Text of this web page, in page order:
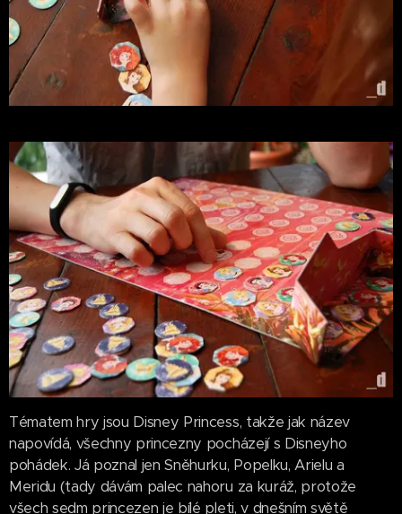
Tématem hry jsou Disney Princess, takže jak název
napovídá, všechny princezny pocházejí s Disneyho
pohádek. Já poznal jen Sněhurku, Popelku, Arielu a
Meridu (tady dávám palec nahoru za kuráž, protože
všech sedm princezen je bílé pleti, v dnešním světě